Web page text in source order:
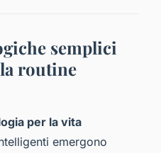
semplici
routine
per la vita
emergono